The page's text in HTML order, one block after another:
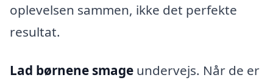
oplevelsen sammen, ikke det perfekte
resultat.
Lad børnene smage undervejs. Når de er